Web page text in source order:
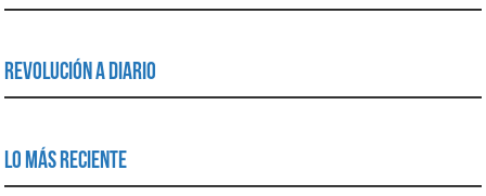
Revolución a Diario
Lo Más Reciente